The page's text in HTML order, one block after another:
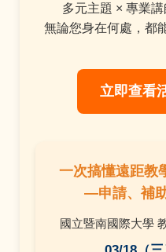
多元主題 × 專業
無論您身在何處，都
立即查看
一次搞懂遠距教
—申請、補
國立暨南國際大學